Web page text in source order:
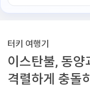
터키 여행기
이스탄불, 동
격렬하게 충돌